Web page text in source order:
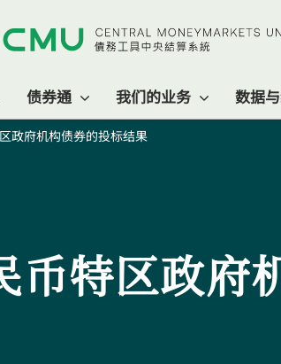
债券通 我们的业务 数据
政府机构债券的投标结果
币特区政府